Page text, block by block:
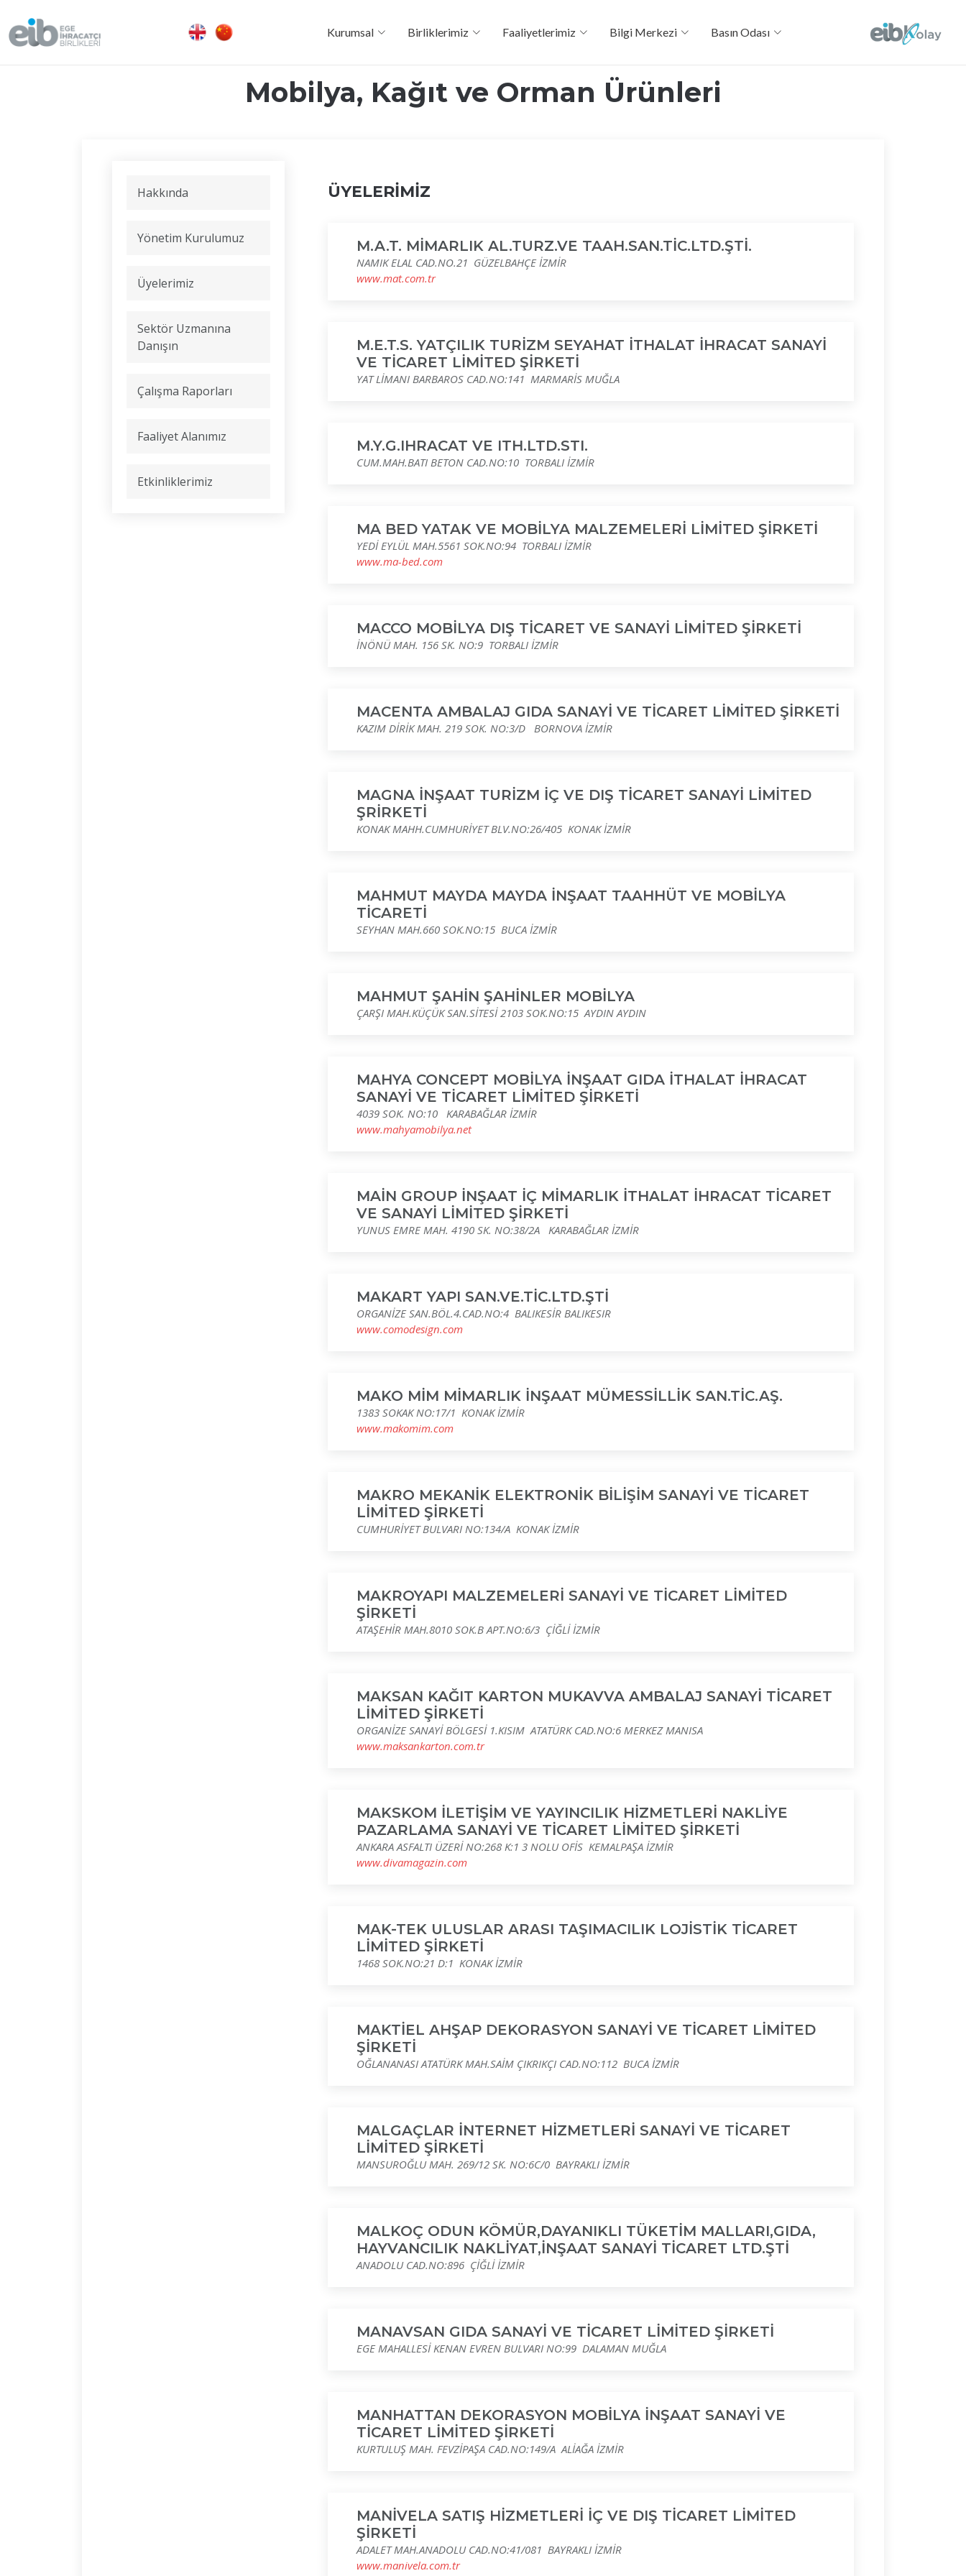
Kurumsal Birliklerimiz Faaliyetlerimiz Bilgi Merkezi Basın Odası
Mobilya, Kağıt ve Orman Ürünleri
Hakkında
Yönetim Kurulumuz
Üyelerimiz
Sektör Uzmanına
Danışın
Çalışma Raporları
Faaliyet Alanımız
Etkinliklerimiz
ÜYELERİMİZ
M.A.T. MİMARLIK AL.TURZ.VE TAAH.SAN.TİC.LTD.ŞTİ.
NAMIK ELAL CAD.NO.21 GÜZELBAHÇE İZMİR
www.mat.com.tr
M.E.T.S. YATÇILIK TURİZM SEYAHAT İTHALAT İHRACAT SANAYİ
VE TİCARET LİMİTED ŞİRKETİ
YAT LİMANI BARBAROS CAD.NO:141 MARMARİS MUĞLA
M.Y.G.IHRACAT VE ITH.LTD.STI.
CUM.MAH.BATI BETON CAD.NO:10 TORBALI İZMİR
MA BED YATAK VE MOBİLYA MALZEMELERİ LİMİTED ŞİRKETİ
YEDİ EYLÜL MAH.5561 SOK.NO:94 TORBALI İZMİR
www.ma-bed.com
MACCO MOBİLYA DIŞ TİCARET VE SANAYİ LİMİTED ŞİRKETİ
İNÖNÜ MAH. 156 SK. NO:9 TORBALI İZMİR
MACENTA AMBALAJ GIDA SANAYİ VE TİCARET LİMİTED ŞİRKETİ
KAZIM DİRİK MAH. 219 SOK. NO:3/D BORNOVA İZMİR
MAGNA İNŞAAT TURİZM İÇ VE DIŞ TİCARET SANAYİ LİMİTED
ŞRİRKETİ
KONAK MAHH.CUMHURİYET BLV.NO:26/405 KONAK İZMİR
MAHMUT MAYDA MAYDA İNŞAAT TAAHHÜT VE MOBİLYA
TİCARETİ
SEYHAN MAH.660 SOK.NO:15 BUCA İZMİR
MAHMUT ŞAHİN ŞAHİNLER MOBİLYA
ÇARŞI MAH.KÜÇÜK SAN.SİTESİ 2103 SOK.NO:15 AYDIN AYDIN
MAHYA CONCEPT MOBİLYA İNŞAAT GIDA İTHALAT İHRACAT
SANAYİ VE TİCARET LİMİTED ŞİRKETİ
4039 SOK. NO:10 KARABAĞLAR İZMİR
www.mahyamobilya.net
MAİN GROUP İNŞAAT İÇ MİMARLIK İTHALAT İHRACAT TİCARET
VE SANAYİ LİMİTED ŞİRKETİ
YUNUS EMRE MAH. 4190 SK. NO:38/2A KARABAĞLAR İZMİR
MAKART YAPI SAN.VE.TİC.LTD.ŞTİ
ORGANİZE SAN.BÖL.4.CAD.NO:4 BALIKESİR BALIKESIR
www.comodesign.com
MAKO MİM MİMARLIK İNŞAAT MÜMESSİLLİK SAN.TİC.AŞ.
1383 SOKAK NO:17/1 KONAK İZMİR
www.makomim.com
MAKRO MEKANİK ELEKTRONİK BİLİŞİM SANAYİ VE TİCARET
LİMİTED ŞİRKETİ
CUMHURİYET BULVARI NO:134/A KONAK İZMİR
MAKROYAPI MALZEMELERİ SANAYİ VE TİCARET LİMİTED
ŞİRKETİ
ATAŞEHİR MAH.8010 SOK.B APT.NO:6/3 ÇİĞLİ İZMİR
MAKSAN KAĞIT KARTON MUKAVVA AMBALAJ SANAYİ TİCARET
LİMİTED ŞİRKETİ
ORGANİZE SANAYİ BÖLGESİ 1.KISIM ATATÜRK CAD.NO:6 MERKEZ MANISA
www.maksankarton.com.tr
MAKSKOM İLETİŞİM VE YAYINCILIK HİZMETLERİ NAKLİYE
PAZARLAMA SANAYİ VE TİCARET LİMİTED ŞİRKETİ
ANKARA ASFALTI ÜZERİ NO:268 K:1 3 NOLU OFİS KEMALPAŞA İZMİR
www.divamagazin.com
MAK-TEK ULUSLAR ARASI TAŞIMACILIK LOJİSTİK TİCARET
LİMİTED ŞİRKETİ
1468 SOK.NO:21 D:1 KONAK İZMİR
MAKTİEL AHŞAP DEKORASYON SANAYİ VE TİCARET LİMİTED
ŞİRKETİ
OĞLANANASI ATATÜRK MAH.SAİM ÇIKRIKÇI CAD.NO:112 BUCA İZMİR
MALGAÇLAR İNTERNET HİZMETLERİ SANAYİ VE TİCARET
LİMİTED ŞİRKETİ
MANSUROĞLU MAH. 269/12 SK. NO:6C/0 BAYRAKLI İZMİR
MALKOÇ ODUN KÖMÜR,DAYANIKLI TÜKETİM MALLARI,GIDA,
HAYVANCILIK NAKLİYAT,İNŞAAT SANAYİ TİCARET LTD.ŞTİ
ANADOLU CAD.NO:896 ÇİĞLİ İZMİR
MANAVSAN GIDA SANAYİ VE TİCARET LİMİTED ŞİRKETİ
EGE MAHALLESİ KENAN EVREN BULVARI NO:99 DALAMAN MUĞLA
MANHATTAN DEKORASYON MOBİLYA İNŞAAT SANAYİ VE
TİCARET LİMİTED ŞİRKETİ
KURTULUŞ MAH. FEVZİPAŞA CAD.NO:149/A ALİAĞA İZMİR
MANİVELA SATIŞ HİZMETLERİ İÇ VE DIŞ TİCARET LİMİTED
ŞİRKETİ
ADALET MAH.ANADOLU CAD.NO:41/081 BAYRAKLI İZMİR
www.manivela.com.tr